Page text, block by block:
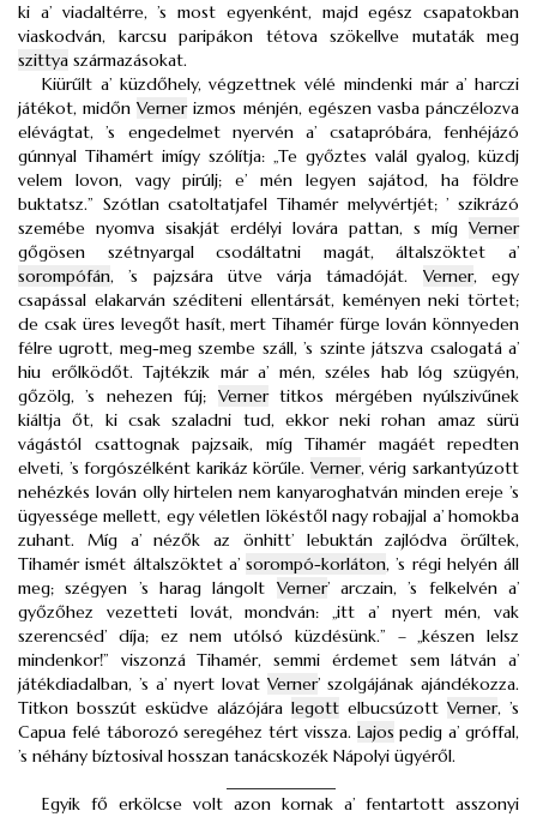
ki a’ viadaltérre, ’s most egyenként, majd egész csapatokban
viaskodván, karcsu paripákon tétova szökellve mutaták meg
szittya származásokat.
Kiürűlt a’ küzdőhely, végzettnek vélé mindenki már a’ harczi
játékot, midőnVernerizmos ménjén, egészen vasba pánczélozva
elévágtat, ’s engedelmet nyervén a’ csatapróbára, fenhéjázó
gúnnyal Tihamért imígy szólítja: „Te győztes valál gyalog, küzdj
velem lovon, vagy pirúlj; e’ mén legyen sajátod, ha földre
buktatsz.” Szótlan csatoltatjafel Tihamér melyvértjét; ’ szikrázó
szemébe nyomva sisakját erdélyi lovára pattan, s míg Verner
gőgösen szétnyargal csodáltatni magát, általszöktet a’
sorompófán, ’s pajzsára ütve várja támadóját. Verner, egy
csapással elakarván széditeni ellentársát, keményen neki törtet;
de csak üres levegőt hasít, mert Tihamér fürge lován könnyeden
félre ugrott, meg-meg szembe száll, ’s szinte játszva csalogatá a’
hiu erőlködőt. Tajtékzik már a’ mén, széles hab lóg szügyén,
gőzölg, ’s nehezen fúj; Vernertitkos mérgében nyúlszivűnek
kiáltja őt, ki csak szaladni tud, ekkor neki rohan amaz sürü
vágástól csattognak pajzsaik, míg Tihamér magáét repedten
elveti, ’s forgószélként karikáz körűle. Verner, vérig sarkantyúzott
nehézkés lován olly hirtelen nem kanyaroghatván minden ereje ’s
ügyessége mellett, egy véletlen lökéstől nagy robajjal a’ homokba
zuhant. Míg a’ nézők az önhitt’ lebuktán zajlódva örűltek,
Tihamér ismét általszöktet a’ sorompó-korláton, ’s régi helyén áll
meg; szégyen ’s harag lángolt Verner’ arczain, ’s felkelvén a’
győzőhez vezetteti lovát, mondván: „itt a’ nyert mén, vak
szerencséd’ díja; ez nem utólsó küzdésünk.” – „készen lelsz
mindenkor!” viszonzá Tihamér, semmi érdemet sem látván a’
játékdiadalban, ’s a’ nyert lovat Verner’ szolgájának ajándékozza.
Titkon bosszút esküdve alázójára legott elbucsúzott Verner, ’s
Capua felé táborozó seregéhez tért vissza. Lajos pedig a’ gróffal,
’s néhány bíztosival hosszan tanácskozék Nápolyi ügyéről.
Egyik fő erkölcse volt azon kornak a’ fentartott asszonyi